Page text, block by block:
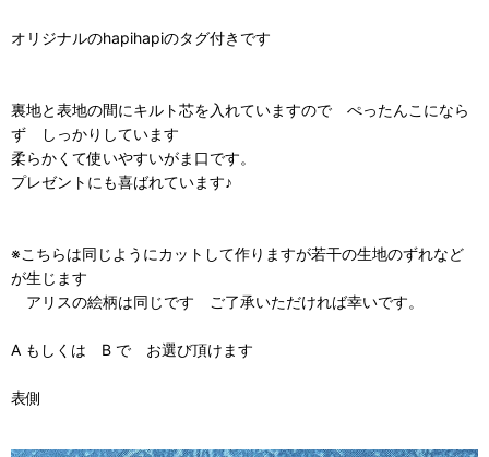
オリジナルのhapihapiのタグ付きです
裏地と表地の間にキルト芯を入れていますので ぺったんこになら
ず しっかりしています
柔らかくて使いやすいがま口です。
プレゼントにも喜ばれています♪
※こちらは同じようにカットして作りますが若干の生地のずれなど
が生じます
アリスの絵柄は同じです ご了承いただければ幸いです。
A もしくは B で お選び頂けます
表側